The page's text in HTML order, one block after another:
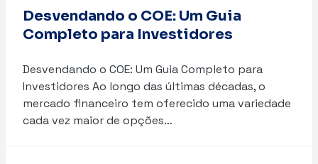
Desvendando o COE: Um Guia
Completo para Investidores
Desvendando o COE: Um Guia Completo para
Investidores Ao longo das últimas décadas, o
mercado financeiro tem oferecido uma variedade
cada vez maior de opções…